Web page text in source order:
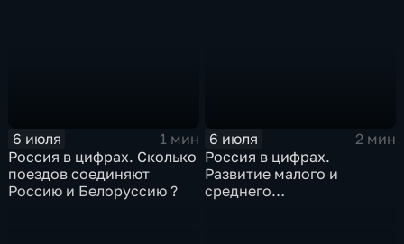
6 июля
1 мин
Россия в цифрах. Сколько
поездов соединяют
Россию и Белоруссию ?
6 июля
2 мин
Россия в цифрах.
Развитие малого и
среднего